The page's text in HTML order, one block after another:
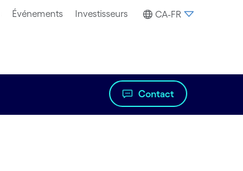
Événements Investisseurs CA-FR
Contact